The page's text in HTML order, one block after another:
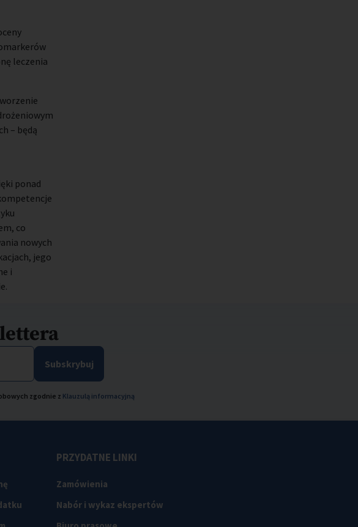
leczenia
– będą
ponad
co
nowych
jego
i
Subskrybuj
zgodnie z Klauzulą informacyjną
PRZYDATNE LINKI
Zamówienia
Nabór i wykaz ekspertów